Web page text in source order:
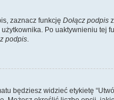
zaznacz funkcję Dołącz podpis
Po uaktywnieniu tej
podpis.
będziesz widzieć etykietę